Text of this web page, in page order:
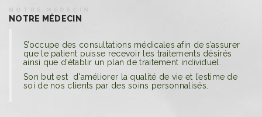
NOTRE MÉDECIN
S’occupe des consultations médicales afin de s’assurer
que le patient puisse recevoir les traitements désirés
ainsi que d’établir un plan de traitement individuel.
Son but est d'améliorer la qualité de vie et l’estime de
soi de nos clients par des soins personnalisés.